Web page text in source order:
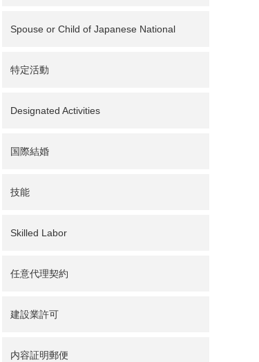
Spouse or Child of Japanese National
特定活動
Designated Activities
国際結婚
技能
Skilled Labor
任意代理契約
建設業許可
内容証明郵便